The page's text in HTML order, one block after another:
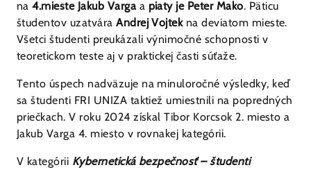
na4.mieste Jakub Vargaa piaty je Peter Mako. Päticu
študentov uzatváraAndrej Vojtekna deviatom mieste.
Všetci študenti preukázali výnimočné schopnosti v
teoretickom teste aj v praktickej časti súťaže.
Tento úspech nadväzuje na minuloročné výsledky, keď
sa študenti FRI UNIZA taktiež umiestnili na popredných
priečkach. V roku 2024 získal Tibor Korcsok 2. miesto a
Jakub Varga 4. miesto v rovnakej kategórii.
V kategórii Kybernetická bezpečnosť – študenti